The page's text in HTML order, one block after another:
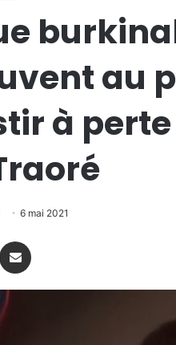
au
à
courriel
6 mai 2021